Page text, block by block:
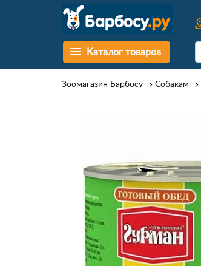
Каталог товаров
Зоомагазин Барбосу Собакам